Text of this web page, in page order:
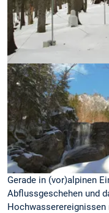
Gerade in (vor)alpinen
Abflussgeschehen und